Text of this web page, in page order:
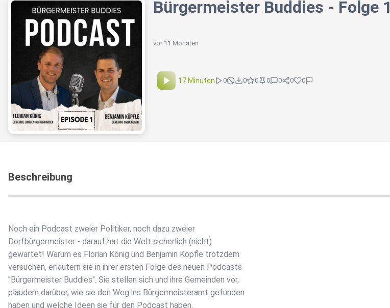
Bürgermeister Buddies - Folge 1
vor 11 Monaten
17 Minuten 0 0 0 0 0 0 0
Beschreibung
Noch ein Podcast zweier Politiker, noch dazu zweier
Dorfbürgermeister - darauf hat die Welt sicherlich (nicht)
gewartet! Warum es Florian König und Benjamin Köpfle trotzdem
versuchen, erläutern sie in ihrer ersten Folge des neuen Podcasts
"Bürgermeister Buddies". Sie stellen sich und ihre Gemeinden vor,
plaudern darüber, wie sie den Weg ins Bürgermeisteramt gefunden
haben und welche Ideen sie für den Podcast haben.